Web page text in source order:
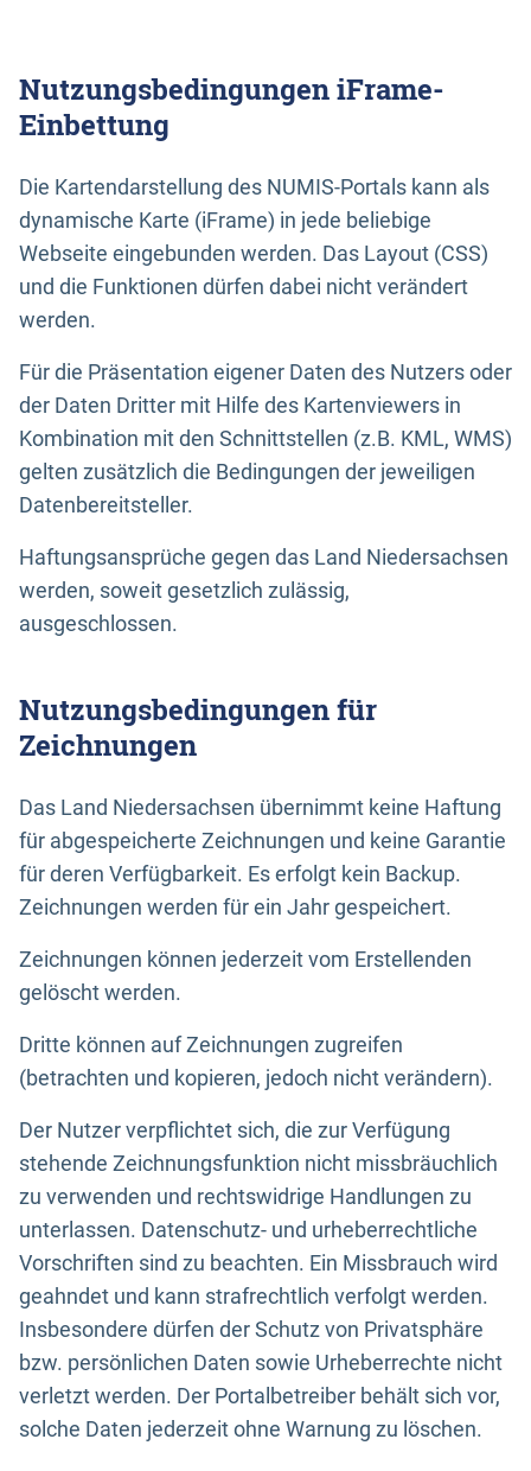
Nutzungsbedingungen iFrame-
Einbettung
Die Kartendarstellung des NUMIS-Portals kann als
dynamische Karte (iFrame) in jede beliebige
Webseite eingebunden werden. Das Layout (CSS)
und die Funktionen dürfen dabei nicht verändert
werden.
Für die Präsentation eigener Daten des Nutzers oder
der Daten Dritter mit Hilfe des Kartenviewers in
Kombination mit den Schnittstellen (z.B. KML, WMS)
gelten zusätzlich die Bedingungen der jeweiligen
Datenbereitsteller.
Haftungsansprüche gegen das Land Niedersachsen
werden, soweit gesetzlich zulässig,
ausgeschlossen.
Nutzungsbedingungen für
Zeichnungen
Das Land Niedersachsen übernimmt keine Haftung
für abgespeicherte Zeichnungen und keine Garantie
für deren Verfügbarkeit. Es erfolgt kein Backup.
Zeichnungen werden für ein Jahr gespeichert.
Zeichnungen können jederzeit vom Erstellenden
gelöscht werden.
Dritte können auf Zeichnungen zugreifen
(betrachten und kopieren, jedoch nicht verändern).
Der Nutzer verpflichtet sich, die zur Verfügung
stehende Zeichnungsfunktion nicht missbräuchlich
zu verwenden und rechtswidrige Handlungen zu
unterlassen. Datenschutz- und urheberrechtliche
Vorschriften sind zu beachten. Ein Missbrauch wird
geahndet und kann strafrechtlich verfolgt werden.
Insbesondere dürfen der Schutz von Privatsphäre
bzw. persönlichen Daten sowie Urheberrechte nicht
verletzt werden. Der Portalbetreiber behält sich vor,
solche Daten jederzeit ohne Warnung zu löschen.